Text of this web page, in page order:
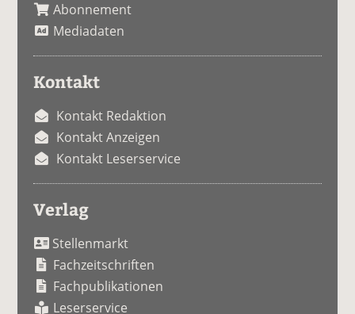
Abonnement
Mediadaten
Kontakt
Kontakt Redaktion
Kontakt Anzeigen
Kontakt Leserservice
Verlag
Stellenmarkt
Fachzeitschriften
Fachpublikationen
Leserservice